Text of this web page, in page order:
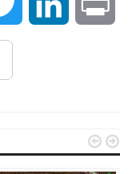
Twitter LinkedIn
 